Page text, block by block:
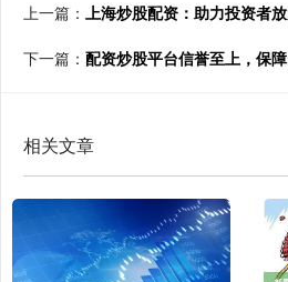
上一篇： 上海炒股配资：助力投资者
下一篇： 配资炒股平台信誉至上，保
相关文章